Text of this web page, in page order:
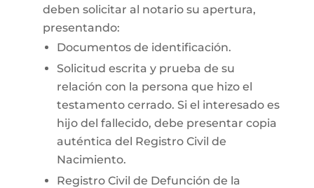
deben solicitar al notario su apertura,
presentando:
Documentos de identificación.
Solicitud escrita y prueba de su
relación con la persona que hizo el
testamento cerrado. Si el interesado es
hijo del fallecido, debe presentar copia
auténtica del Registro Civil de
Nacimiento.
Registro Civil de Defunción de la